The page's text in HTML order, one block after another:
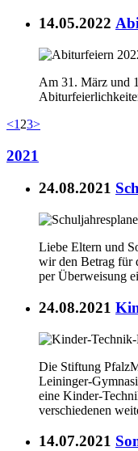
14.05.2022
Am 31. März und
<1 23>
2021
24.08.2021
Liebe Eltern und
wir den Betrag für
per Überweisung
24.08.2021
Die Stiftung
Leininger-
eine Kinder-
verschiedenen
14.07.2021